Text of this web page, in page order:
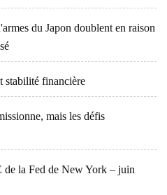
du Japon doublent en raison
stabilité financière
mais les défis
de la Fed de New York – juin